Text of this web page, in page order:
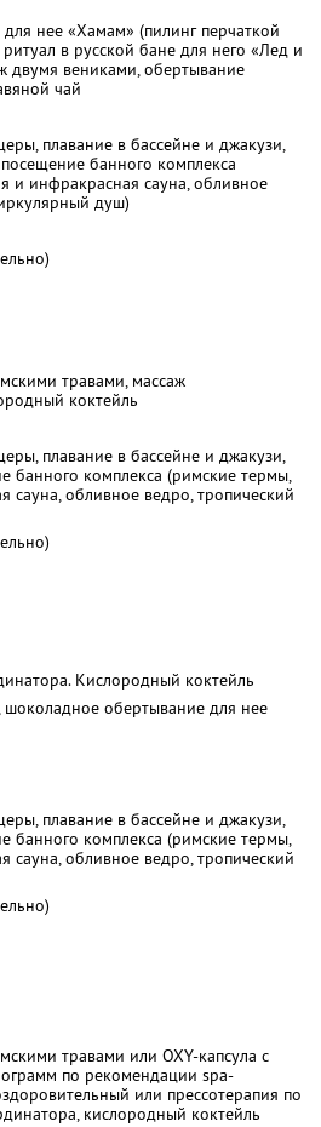
нее «Хамам» (пилинг перчаткой
в русской бане для него «Лед и
двумя вениками, обертывание
чай
плавание в бассейне и джакузи,
банного комплекса
и инфракрасная сауна, обливное
душ)
травами, массаж
коктейль
плавание в бассейне и джакузи,
банного комплекса (римские термы,
сауна, обливное ведро, тропический
Кислородный коктейль
шоколадное обертывание для нее
плавание в бассейне и джакузи,
банного комплекса (римские термы,
сауна, обливное ведро, тропический
травами или OXY-капсула с
по рекомендации spa-
или прессотерапия по
кислородный коктейль